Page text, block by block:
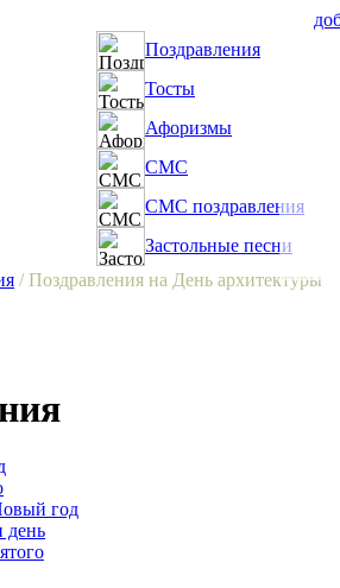
Поздравления
Тосты
Афоризмы
СМС
СМС поздравления
Застольные песни
/ Поздравления на День архитектуры
год
день